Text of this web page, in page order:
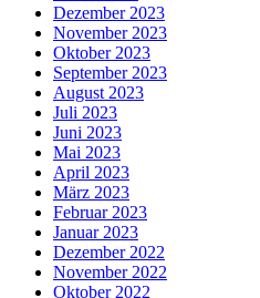
Dezember 2023
November 2023
Oktober 2023
September 2023
August 2023
Juli 2023
Juni 2023
Mai 2023
April 2023
März 2023
Februar 2023
Januar 2023
Dezember 2022
November 2022
Oktober 2022